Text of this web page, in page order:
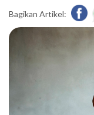
Bagikan Artikel: